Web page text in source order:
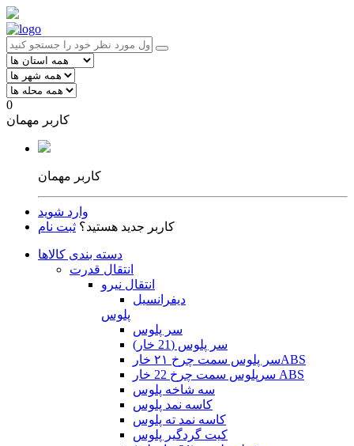
0
کاربر مهمان
کاربر مهمان
وارد شوید
کاربر جدید هستید؟ ثبت نام
دسته بندی کالاها
انتقال قدرت
انتقال نیرو
دیفرانسیل
پلوس
سر پلوس
سر پلوس (21 خار)
سر پلوس سمت چرخ ۲۱ خارABS
سرپلوس سمت چرخ 22 خار ABS
سه شاخه پلوس
کاسه نمد پلوس
کاسه نمد ته پلوس
کیت گردگیر پلوس